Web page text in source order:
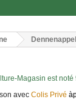
Magasin est noté
avecColis Privé